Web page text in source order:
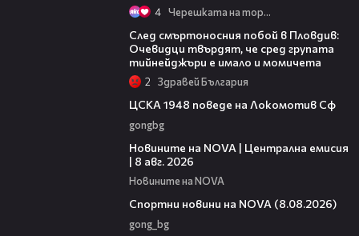
4 Черешката на тортата
След смъртоносния побой в Пловдив:
Очевидци твърдят, че сред групата
тийнейджъри е имало и момичета
2 Здравей България
ЦСКА 1948 поведе на Локомотив Сф
gongbg
Новините на NOVA | Централна емисия
| 8 авг. 2026
Новините на NOVA
Спортни новини на NOVA (8.08.2026)
gong_bg